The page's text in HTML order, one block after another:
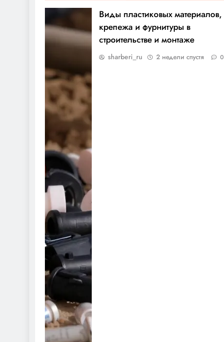
Виды пластиковых материалов,
крепежа и фурнитуры в
строительстве и монтаже
sharberi_ru 2 недели спустя 0